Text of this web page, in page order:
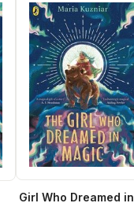
Girl Who Dreamed in